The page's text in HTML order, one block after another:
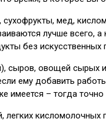
мед,
лучше всего,
без искусственных
овощей сырых
ему добавить
имеется – тогда точно
кисломолочных